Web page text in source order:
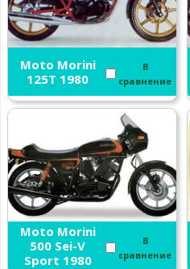
Moto Morini
125T 1980
В
сравнение
Moto Morini
500 Sei-V
Sport 1980
В
сравнение